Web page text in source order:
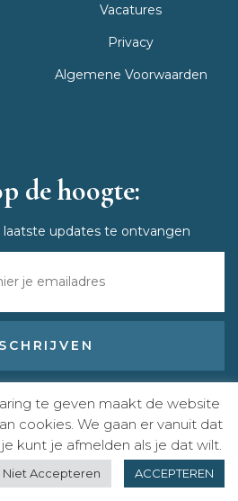
Vacatures
Privacy
Algemene Voorwaarden
de hoogte:
laatste updates te ontvangen
een we make it website
Bel
Stuur een
email
Over
te geven maakt de website
cookies. We gaan er vanuit dat
kunt je afmelden als je dat wilt.
Niet Accepteren ACCEPTEREN